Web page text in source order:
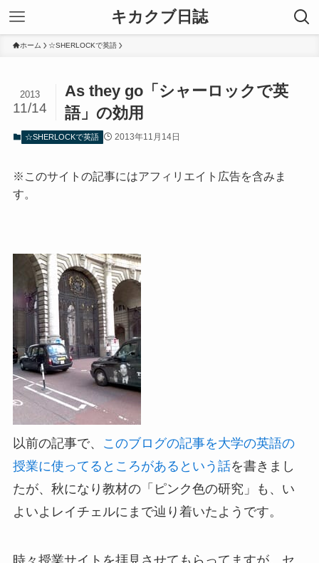
キカクブ日誌
ホーム ☆SHERLOCKで英語
As they go「シャーロックで英
語」の効用
2013
11/14
☆SHERLOCKで英語 2013年11月14日
※このサイトの記事にはアフィリエイト広告を含みま
す。
以前の記事で、
このブログの記事を大学の英語の
授業に使ってるところがあるという話を書きまし
たが、秋になり教材の「ピンク色の研究」も、い
よいよレイチェルにまで辿り着いたようです。
時々授業サイトを拝見させてもらってますが、セ